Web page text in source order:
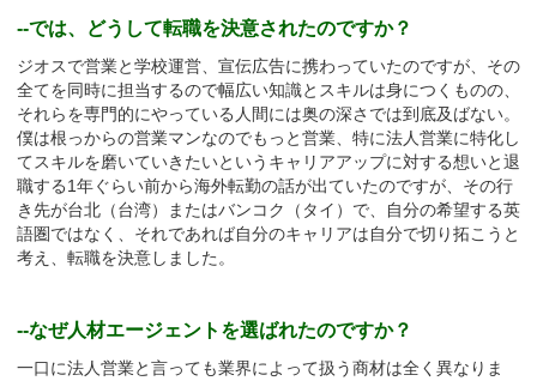
--では、どうして転職を決意されたのですか？
ジオスで営業と学校運営、宣伝広告に携わっていたのですが、その
全てを同時に担当するので幅広い知識とスキルは身につくものの、
それらを専門的にやっている人間には奥の深さでは到底及ばない。
僕は根っからの営業マンなのでもっと営業、特に法人営業に特化し
てスキルを磨いていきたいというキャリアアップに対する想いと退
職する1年ぐらい前から海外転勤の話が出ていたのですが、その行
き先が台北（台湾）またはバンコク（タイ）で、自分の希望する英
語圏ではなく、それであれば自分のキャリアは自分で切り拓こうと
考え、転職を決意しました。
--なぜ人材エージェントを選ばれたのですか？
一口に法人営業と言っても業界によって扱う商材は全く異なりま